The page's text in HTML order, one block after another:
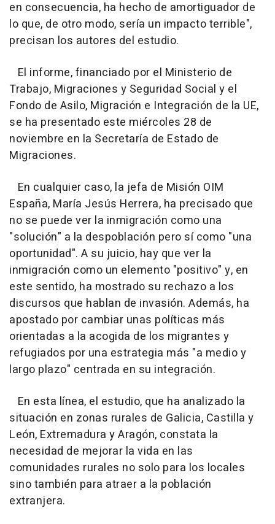
en consecuencia, ha hecho de amortiguador de
lo que, de otro modo, sería un impacto terrible",
precisan los autores del estudio.
El informe, financiado por el Ministerio de
Trabajo, Migraciones y Seguridad Social y el
Fondo de Asilo, Migración e Integración de la UE,
se ha presentado este miércoles 28 de
noviembre en la Secretaría de Estado de
Migraciones.
En cualquier caso, la jefa de Misión OIM
España, María Jesús Herrera, ha precisado que
no se puede ver la inmigración como una
"solución" a la despoblación pero sí como "una
oportunidad". A su juicio, hay que ver la
inmigración como un elemento "positivo" y, en
este sentido, ha mostrado su rechazo a los
discursos que hablan de invasión. Además, ha
apostado por cambiar unas políticas más
orientadas a la acogida de los migrantes y
refugiados por una estrategia más "a medio y
largo plazo" centrada en su integración.
En esta línea, el estudio, que ha analizado la
situación en zonas rurales de Galicia, Castilla y
León, Extremadura y Aragón, constata la
necesidad de mejorar la vida en las
comunidades rurales no solo para los locales
sino también para atraer a la población
extranjera.